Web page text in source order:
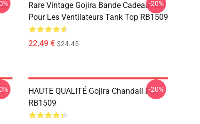
Rare Vintage Gojira Bande Cadeau Noir
Pour Les Ventilateurs Tank Top RB1509
22,49 € $24.45
-20%
HAUTE QUALITÉ Gojira Chandail Pull
RB1509
-20%